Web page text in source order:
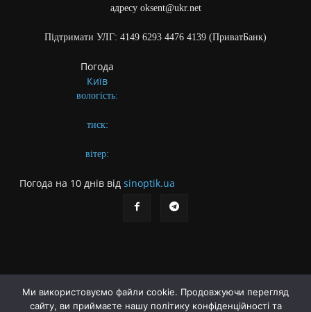
адресу oksent@ukr.net
Підтримати УЛГ: 4149 6293 4476 4139 (ПриватБанк)
Погода
Київ
вологість:
тиск:
вітер:
Погода на 10 днів від sinoptik.ua
Про газету Правила користування сайтом
Ми використовуємо файли cookie. Продовжуючи перегляд
сайту, ви приймаєте нашу політику конфіденційності та